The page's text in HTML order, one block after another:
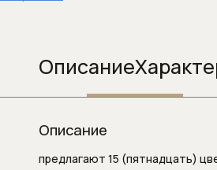
Душевые панели
Душевые панели и колонны
Душевые стойки
Описание
Описание
предлагают 15 (пятнадцать)